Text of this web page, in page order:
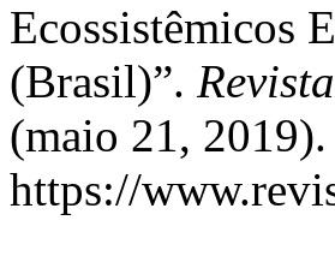
Ecossistêmicos
(Brasil)”.
(maio 21,
https://